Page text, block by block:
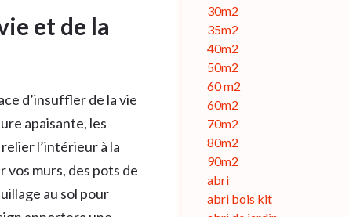
et de la
d’insuffler de la vie
apaisante, les
l’intérieur à la
murs, des pots de
au sol pour
30m2
35m2
40m2
50m2
60 m2
60m2
70m2
80m2
90m2
abri
abri bois kit